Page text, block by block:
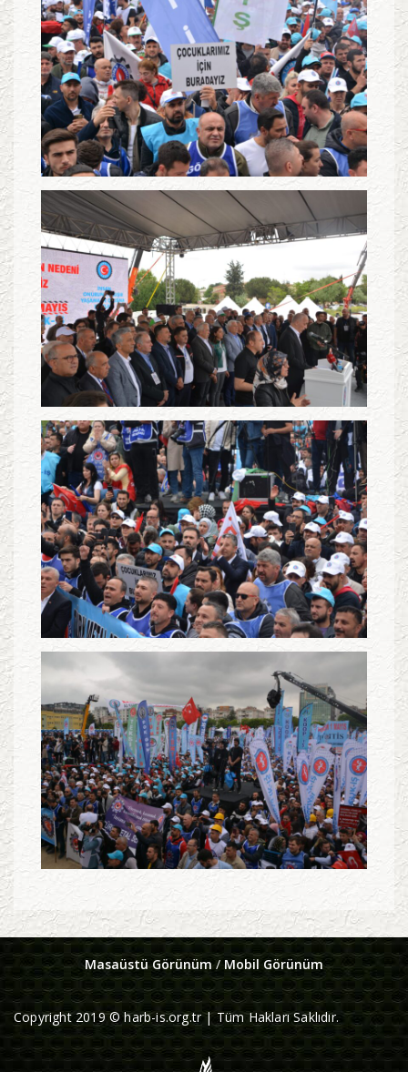
Masaüstü Görünüm/ Mobil Görünüm
Copyright 2019 © harb-is.org.tr | Tüm Hakları Saklıdır.